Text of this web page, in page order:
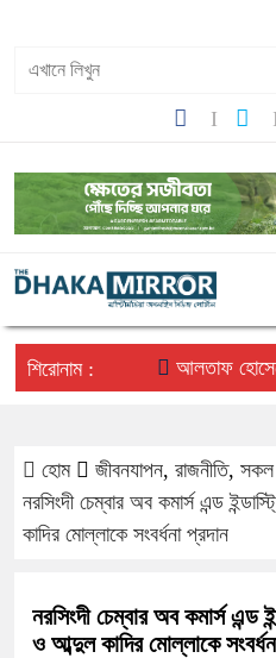
শিরোনাম : আলতাফ হোসেনের
হোম জীবনযাপন, রাজনীতি, সকল
নরসিংদী চেম্বার অব কমার্স এন্ড
কাদির মোল্লাকে সংবর্ধনা প্রদান
নরসিংদী চেম্বার অব কমার্স এন্ড
ও আব্দুল কাদির মোল্লাকে